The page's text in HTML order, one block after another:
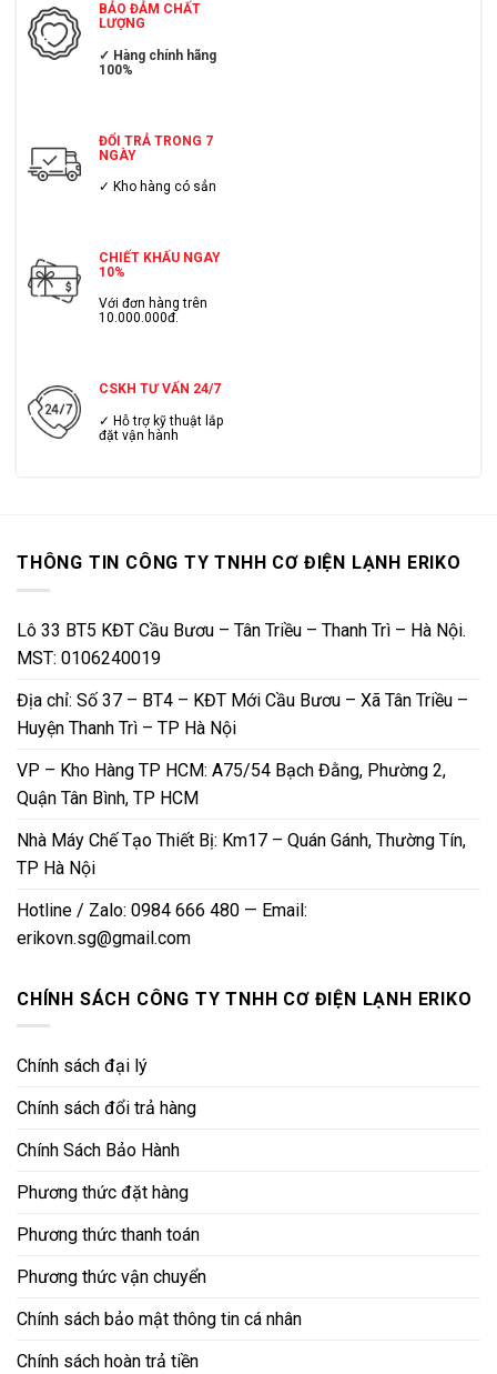
BẢO ĐẢM CHẤT
LƯỢNG
✓ Hàng chính hãng
100%
ĐỔI TRẢ TRONG 7
NGÀY
✓ Kho hàng có sẳn
CHIẾT KHẤU NGAY
10%
Với đơn hàng trên
10.000.000đ.
CSKH TƯ VẤN 24/7
✓ Hỗ trợ kỹ thuật lắp
đặt vận hành
THÔNG TIN CÔNG TY TNHH CƠ ĐIỆN LẠNH ERIKO
Lô 33 BT5 KĐT Cầu Bươu – Tân Triều – Thanh Trì – Hà Nội.
MST: 0106240019
Địa chỉ: Số 37 – BT4 – KĐT Mới Cầu Bươu – Xã Tân Triều –
Huyện Thanh Trì – TP Hà Nội
VP – Kho Hàng TP HCM: A75/54 Bạch Đằng, Phường 2,
Quận Tân Bình, TP HCM
Nhà Máy Chế Tạo Thiết Bị: Km17 – Quán Gánh, Thường Tín,
TP Hà Nội
Hotline / Zalo: 0984 666 480 — Email:
erikovn.sg@gmail.com
CHÍNH SÁCH CÔNG TY TNHH CƠ ĐIỆN LẠNH ERIKO
Chính sách đại lý
Chính sách đổi trả hàng
Chính Sách Bảo Hành
Phương thức đặt hàng
Phương thức thanh toán
Phương thức vận chuyển
Chính sách bảo mật thông tin cá nhân
Chính sách hoàn trả tiền